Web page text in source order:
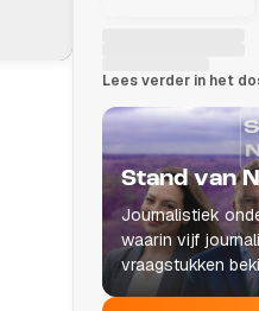
Lees verder in het
Stand van
Journalistiek
waarin vijf
vraagstukken
leven raken.